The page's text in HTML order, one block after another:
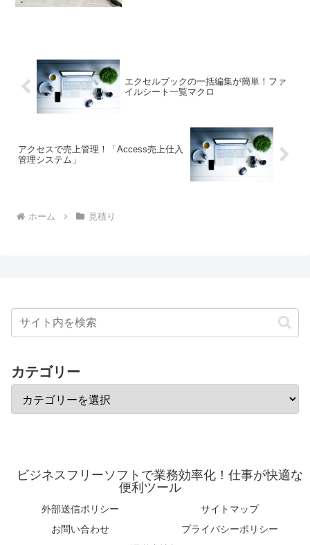
エクセルブックの一括編集が簡単！ファ
イルシート一覧マクロ
アクセスで売上管理！「Access売上仕入
管理システム」
ホーム 見積り
カテゴリー
ビジネスフリーソフトで業務効率化！仕事が快適な
便利ツール
外部送信ポリシー
サイトマップ
お問い合わせ
プライバシーポリシー